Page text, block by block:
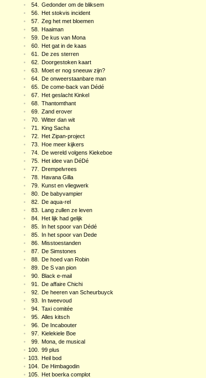
•
54.
Gedonder om de bliksem
•
56.
Het stokvis incident
•
57.
Zeg het met bloemen
•
58.
Haaiman
•
59.
De kus van Mona
•
60.
Het gat in de kaas
•
61.
De zes sterren
•
62.
Doorgestoken kaart
•
63.
Moet er nog sneeuw zijn?
•
64.
De onweerstaanbare man
•
65.
De come-back van Dédé
•
67.
Het geslacht Kinkel
•
68.
Thantomthant
•
69.
Zand erover
•
70.
Witter dan wit
•
71.
King Sacha
•
72.
Het Zipan-project
•
73.
Hoe meer kijkers
•
74.
De wereld volgens Kiekeboe
•
75.
Het idee van DéDé
•
77.
Drempelvrees
•
78.
Havana Gilla
•
79.
Kunst en vliegwerk
•
80.
De babyvampier
•
82.
De aqua-rel
•
83.
Lang zullen ze leven
•
84.
Het lijk had gelijk
•
85.
In het spoor van Dédé
•
85.
In het spoor van Dede
•
86.
Misstoestanden
•
87.
De Simstones
•
88.
De hoed van Robin
•
89.
De S van pion
•
90.
Black e-mail
•
91.
De affaire Chichi
•
92.
De heeren van Scheurbuyck
•
93.
In tweevoud
•
94.
Taxi comitée
•
95.
Alles kitsch
•
96.
De Incabouter
•
97.
Kielekiele Boe
•
99.
Mona, de musical
• 100.
99 plus
• 103.
Heil bod
• 104.
De Himbagodin
• 105.
Het boerka complot